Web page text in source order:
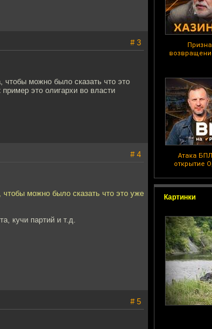
Атака
открытие
Картинки
# 3
чтобы можно было сказать что это
это олигархи во власти
# 4
можно было сказать что это уже
кучи партий и т.д.
# 5